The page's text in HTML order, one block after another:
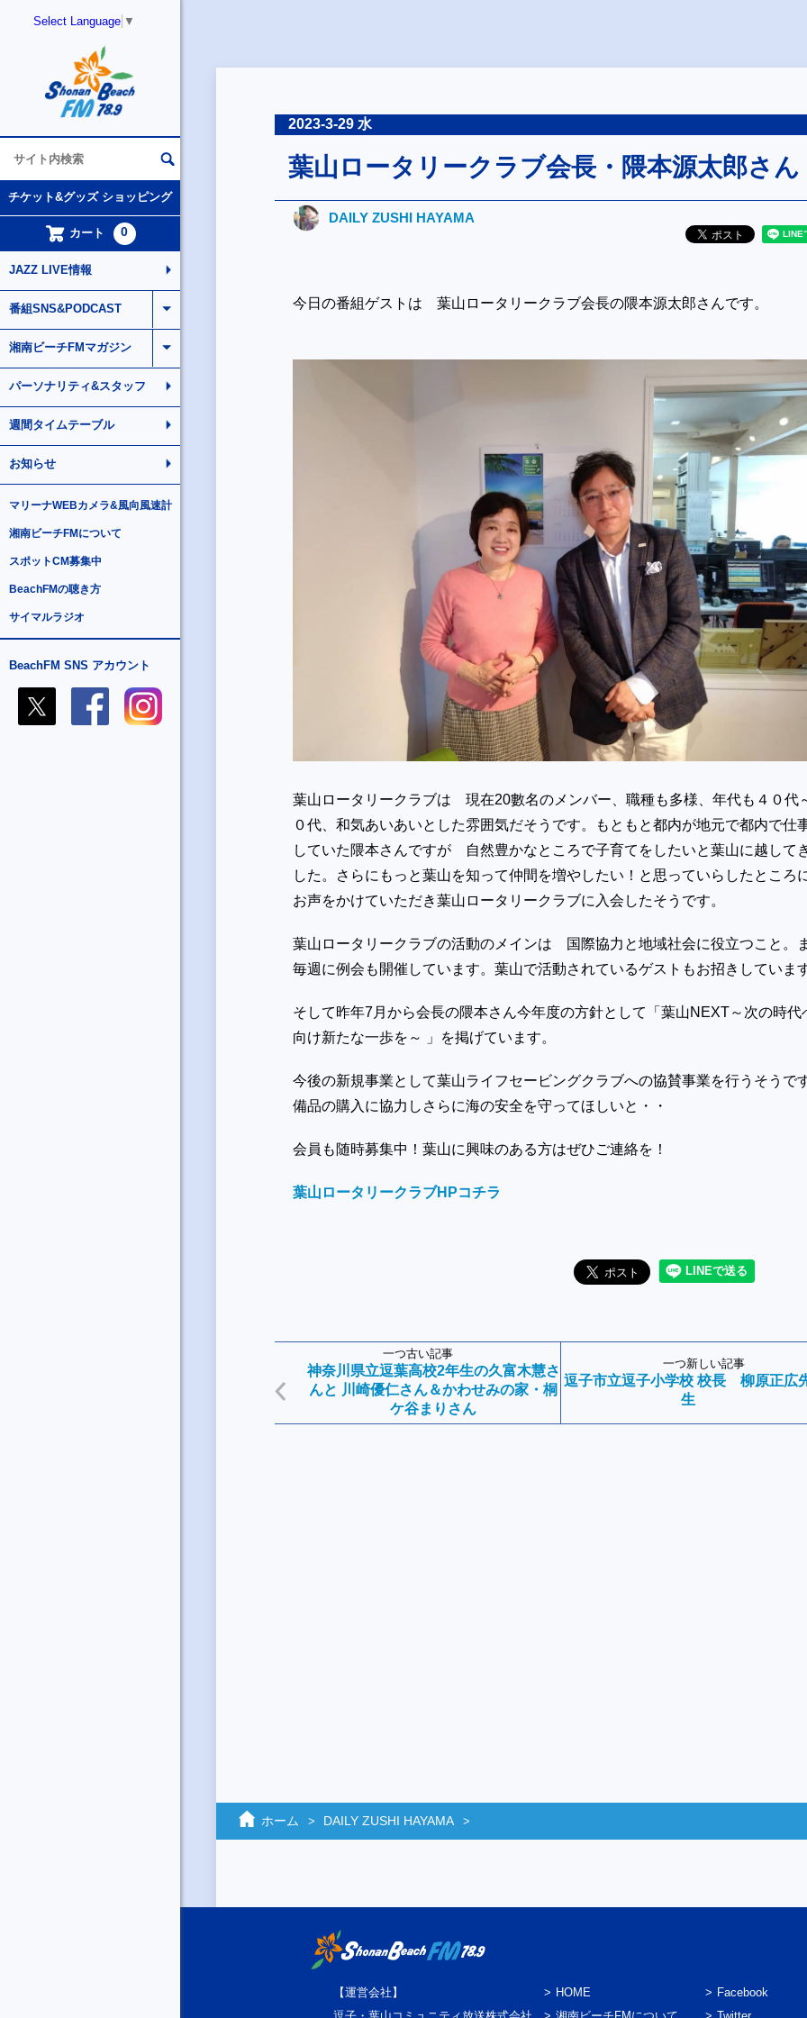
Select Language ▼
チケット&グッズ ショッピング
カート 0
JAZZ LIVE情報
番組SNS&PODCAST
湘南ビーチFMマガジン
パーソナリティ&スタッフ
週間タイムテーブル
お知らせ
マリーナWEBカメラ&風向風速計
湘南ビーチFMについて
スポットCM募集中
BeachFMの聴き方
サイマルラジオ
BeachFM SNS アカウント
2023-3-29 水
葉山ロータリークラブ会長・隈本源太郎さん
DAILY ZUSHI HAYAMA
今日の番組ゲストは 葉山ロータリークラブ会長の隈本源太郎さんです。
葉山ロータリークラブは 現在20數名のメンバー、職種も多様、年代も４０代
０代、和気あいあいとした雰囲気だそうです。もともと都内が地元で都内で仕
していた隈本さんですが 自然豊かなところで子育てをしたいと葉山に越して
した。さらにもっと葉山を知って仲間を増やしたい！と思っていらしたとこ
お声をかけていただき葉山ロータリークラブに入会したそうです。
葉山ロータリークラブの活動のメインは 国際協力と地域社会に役立つこと。
毎週に例会も開催しています。葉山で活動されているゲストもお招きしていま
そして昨年7月から会長の隈本さん今年度の方針として「葉山NEXT～次の時代
向け新たな一歩を～ 」を掲げています。
今後の新規事業として葉山ライフセービングクラブへの協賛事業を行うそうで
備品の購入に協力しさらに海の安全を守ってほしいと・・
会員も随時募集中！葉山に興味のある方はぜひご連絡を！
葉山ロータリークラブHPコチラ
一つ古い記事
神奈川県立逗葉高校2年生の久富木慧さ
んと 川崎優仁さん＆かわせみの家・桐
ケ谷まりさん
一つ新しい記事
逗子市立逗子小学校 校長 柳原正広
生
ホーム DAILY ZUSHI HAYAMA
【運営会社】
逗子・葉山コミュニティ放送株式会社
HOME
湘南ビーチFMについて
Facebook
Twitter